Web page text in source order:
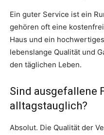
Ein guter Service ist ein
gehören oft eine
Haus und ein
lebenslange Qualität und
den täglichen Leben.
Sind ausgefallene
alltagstauglich?
Absolut. Die Qualität der